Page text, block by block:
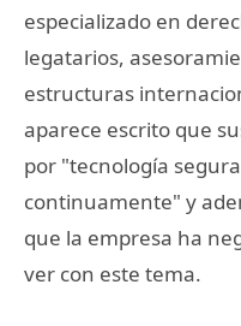
especializado en
legatarios,
estructuras
aparece escrito que
por "tecnología
continuamente" y
que la empresa ha
ver con este tema.